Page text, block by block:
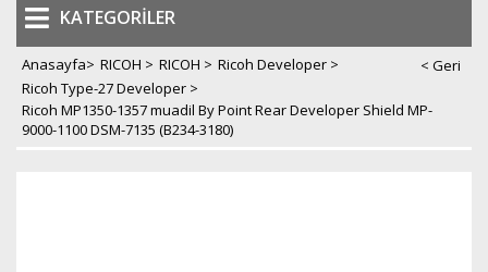
KATEGORILER
Anasayfa> RICOH > RICOH > Ricoh Developer >
Ricoh Type-27 Developer >
Ricoh MP1350-1357 muadil By Point Rear Developer Shield MP-
9000-1100 DSM-7135 (B234-3180)